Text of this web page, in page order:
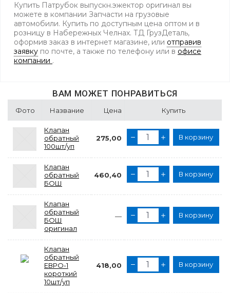
Купить Патрубок выпускн.эжектор оригинал вы
можете в компании Запчасти на грузовые
автомобили. Купить по доступным цена оптом и в
розницу в Набережных Челнах. ТД ГрузДеталь,
оформив заказ в интернет магазине, или отправив
заявку по почте, а также по телефону или в офисе
компании .
ВАМ МОЖЕТ ПОНРАВИТЬСЯ
Фото Название Цена Купить
Клапан
обратный
100шт/уп
275,00 В корзину
Клапан
обратный
БОШ
460,40 В корзину
Клапан
обратный
БОШ
оригинал
— В корзину
Клапан
обратный
ЕВРО-1
короткий
10шт/уп
418,00 В корзину